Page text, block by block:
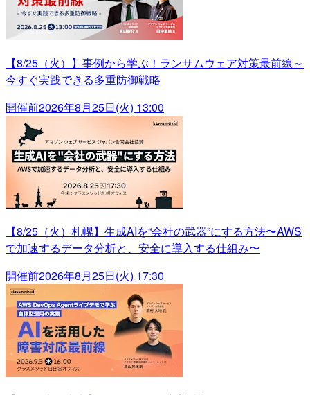
【8/25（火）】事例から学ぶ！ランサムウェア対策最前線～
今すぐ実践できる多重防御戦略
開催前2026年8月25日(火) 13:00
【8/25（火）札幌】生成AIを“会社の武器”にする方法〜AWS
で加速するデータ分析と、安全に導入する仕組み〜
開催前2026年8月25日(火) 17:30